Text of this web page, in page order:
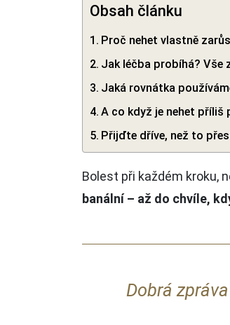
Obsah článku
Proč nehet vlastně
Jak léčba probíhá? Vše
Jaká rovnátka
A co když je nehet příliš
Přijďte dříve, než to
Bolest při každém kroku,
banální – až do chvíle,
Dobrá